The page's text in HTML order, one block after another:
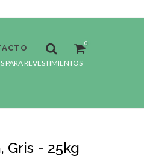
0
PARA REVESTIMIENTOS
Gris - 25kg